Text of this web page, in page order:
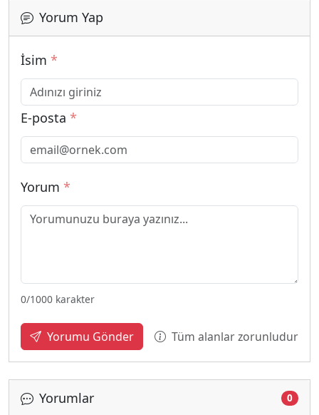
Yorum Yap
İsim *
E-posta *
Yorum *
0/1000 karakter
Yorumu Gönder Tüm alanlar zorunludur
Yorumlar 0